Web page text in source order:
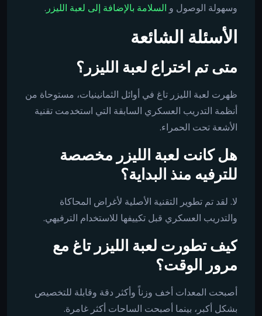
وسهولة الوصول و السلامة بالإضافة إلى لعبة الليزر .
الأسئلة الشائعة
متى تم اختراع لعبة الليزر؟
ظهرت لعبة الليزر تاغ في أوائل الثمانينيات، مستوحاة من
أنظمة التدريب العسكري السابقة التي استخدمت تقنية
الأشعة تحت الحمراء.
هل كانت لعبة الليزر مخصصة
للترفيه منذ البداية؟
لا. لقد تم تطوير التقنية الأصلية لأغراض المحاكاة
والتدريب العسكري قبل تكييفها للاستخدام الترفيهي.
كيف تطورت لعبة الليزر تاغ مع
مرور الوقت؟
أصبحت المعدات أخف وزناً وأكثر دقة وقابلة للتخصيص
بشكل أكبر، بينما أصبحت الساحات أكثر غامرة.